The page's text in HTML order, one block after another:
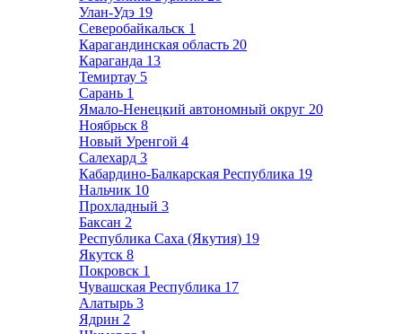
Улан-Удэ 19
Северобайкальск 1
Карагандинская область 20
Караганда 13
Темиртау 5
Сарань 1
Ямало-Ненецкий автономный округ 20
Ноябрьск 8
Новый Уренгой 4
Салехард 3
Кабардино-Балкарская Республика 19
Нальчик 10
Прохладный 3
Баксан 2
Республика Саха (Якутия) 19
Якутск 8
Покровск 1
Чувашская Республика 17
Алатырь 3
Ядрин 2